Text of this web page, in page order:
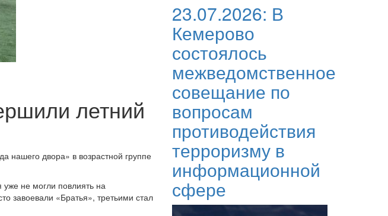
летний
нашего двора» в возрастной группе
не могли повлиять на
завоевали «Братья», третьими стал
23.07.2026: В
Кемерово
состоялось
межведомственное
совещание по
вопросам
противодействия
терроризму в
информационной
сфере